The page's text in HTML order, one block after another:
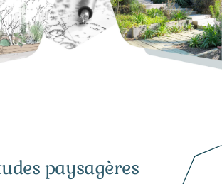
paysagères